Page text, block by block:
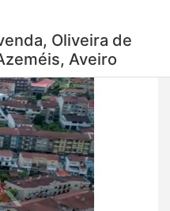
Oliveira de
Aveiro